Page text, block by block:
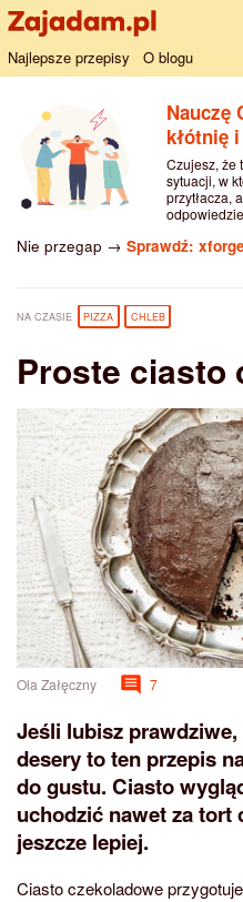
Najlepsze przepisy O blogu
Nauczę
kłótnię
Czujesz, że
sytuacji, w
przytłacza,
Nie przegap → Sprawdź:
NA CZASIE PIZZA CHLEB
Proste ciasto
Ola Załęczny 7
Jeśli lubisz
desery to ten przepis
do gustu. Ciasto
uchodzić nawet za tort
jeszcze lepiej.
Ciasto czekoladowe